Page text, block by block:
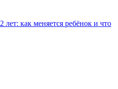
лет: как меняется ребёнок и что